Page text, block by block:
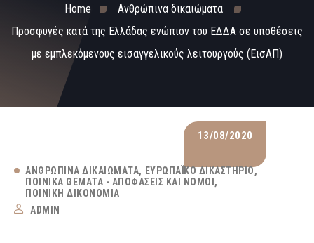
Home
Ανθρώπινα δικαιώματα
Προσφυγές κατά της Ελλάδας ενώπιον του ΕΔΔΑ σε υποθέσεις
με εμπλεκόμενους εισαγγελικούς λειτουργούς (ΕισΑΠ)
13/08/2020
ΑΝΘΡΏΠΙΝΑ ΔΙΚΑΙΏΜΑΤΑ
ΕΥΡΩΠΑΪΚΌ ΔΙΚΑΣΤΉΡΙΟ
ΠΟΙΝΙΚΆ ΘΈΜΑΤΑ - ΑΠΟΦΆΣΕΙΣ ΚΑΙ ΝΌΜΟΙ
ΠΟΙΝΙΚΉ ΔΙΚΟΝΟΜΊΑ
ADMIN